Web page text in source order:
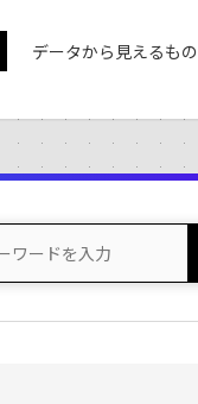
データから見えるもの